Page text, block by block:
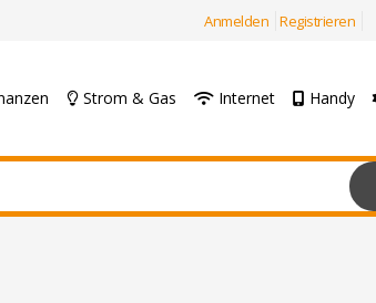
Anmelden Registrieren
Strom & Gas Internet Handy